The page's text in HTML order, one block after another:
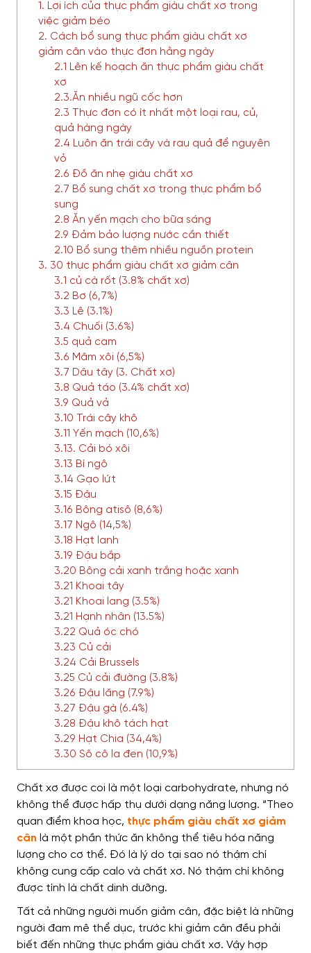
1. Lợi ích của thực phẩm giàu chất xơ trong
việc giảm béo
2. Cách bổ sung thực phẩm giàu chất xơ
giảm cân vào thực đơn hằng ngày
2.1 Lên kế hoạch ăn thực phẩm giàu chất
xơ
2.3.Ăn nhiều ngũ cốc hơn
2.3 Thực đơn có ít nhất một loại rau, củ,
quả hàng ngày
2.4 Luôn ăn trái cây và rau quả để nguyên
vỏ
2.6 Đồ ăn nhẹ giàu chất xơ
2.7 Bổ sung chất xơ trong thực phẩm bổ
sung
2.8 Ăn yến mạch cho bữa sáng
2.9 Đảm bảo lượng nước cần thiết
2.10 Bổ sung thêm nhiều nguồn protein
3. 30 thực phẩm giàu chất xơ giảm cân
3.1 củ cà rốt (3.8% chất xơ)
3.2 Bơ (6,7%)
3.3 Lê (3.1%)
3.4 Chuối (3.6%)
3.5 quả cam
3.6 Mâm xôi (6,5%)
3.7 Dâu tây (3. Chất xơ)
3.8 Quả táo (3.4% chất xơ)
3.9 Quả vả
3.10 Trái cây khô
3.11 Yến mạch (10,6%)
3.13. Cải bó xôi
3.13 Bí ngô
3.14 Gạo lứt
3.15 Đậu
3.16 Bông atisô (8,6%)
3.17 Ngô (14,5%)
3.18 Hạt lanh
3.19 Đậu bắp
3.20 Bông cải xanh trắng hoặc xanh
3.21 Khoai tây
3.21 Khoai lang (3.5%)
3.21 Hạnh nhân (13.5%)
3.22 Quả óc chó
3.23 Củ cải
3.24 Cải Brussels
3.25 Củ cải đường (3.8%)
3.26 Đậu lăng (7.9%)
3.27 Đậu gà (6.4%)
3.28 Đậu khô tách hạt
3.29 Hạt Chia (34,4%)
3.30 Sô cô la đen (10,9%)
Chất xơ được coi là một loại carbohydrate, nhưng nó
không thể được hấp thụ dưới dạng năng lượng. “Theo
quan điểm khoa học, thực phẩm giàu chất xơ giảm
cân là một phần thức ăn không thể tiêu hóa năng
lượng cho cơ thể. Đó là lý do tại sao nó thậm chí
không cung cấp calo và chất xơ. Nó thậm chí không
được tính là chất dinh dưỡng.
Tất cả những người muốn giảm cân, đặc biệt là những
người đam mê thể dục, trước khi giảm cân đều phải
biết đến những thực phẩm giàu chất xơ. Vậy hợp